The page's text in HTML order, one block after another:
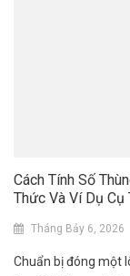
Cách Tính Số
Thức Và Ví Dụ Cụ
Tháng Bảy 6, 2026
Chuẩn bị đóng một